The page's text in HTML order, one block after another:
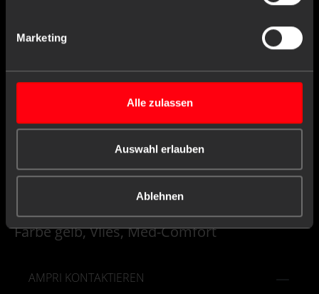
Marketing
Alle zulassen
Auswahl erlauben
Ablehnen
Vlieskittel mit PE-Beschichtung, Größe L, XL,
Farbe gelb, Vlies, Med-Comfort
AMPRI KONTAKTIEREN